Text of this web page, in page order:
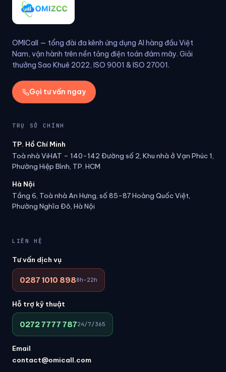
OMICall — tổng đài đa kênh ứng dụng AI hàng đầu Việt
Nam, vận hành trên nền tảng điện toán đám mây. Giải
thưởng Sao Khuê 2022, ISO 9001 & ISO 27001.
Gọi tư vấn ngay
TRỤ SỞ CHÍNH
TP. Hồ Chí Minh
Toà nhà ViHAT – 140-142 Đường số 2, Khu nhà ở Vạn Phúc 1,
Phường Hiệp Bình, TP. HCM
Hà Nội
Tầng 6, Toà nhà An Hưng, số 85-87 Hoàng Quốc Việt,
Phường Nghĩa Đô, Hà Nội
LIÊN HỆ
Tư vấn dịch vụ
0287 1010 8988h–22h
Hỗ trợ kỹ thuật
0272 7777 78724/7/365
Email
contact@omicall.com